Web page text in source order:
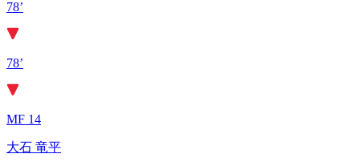
78’
78’
MF 14
大石 竜平